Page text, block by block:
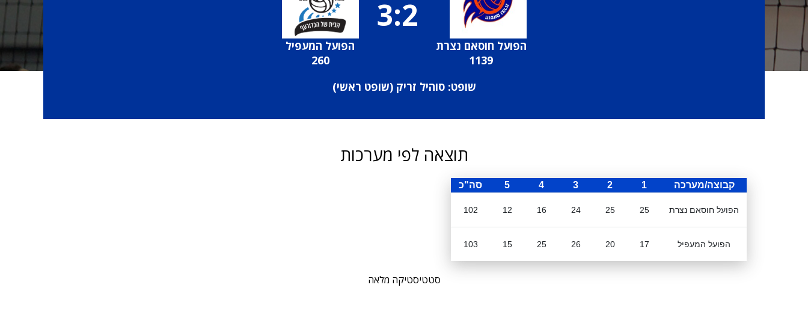
הפועל חוסאם נצרת
1139
3:2
הפועל המעפיל
260
שופט: סוהיל זריק (שופט ראשי)
תוצאה לפי מערכות
קבוצה/מערכה 1
2
3
4
5 סה"כ
הפועל חוסאם נצרת 25
25
24
16
12
102
הפועל המעפיל 17
20
26
25
15
103
סטטיסטיקה מלאה